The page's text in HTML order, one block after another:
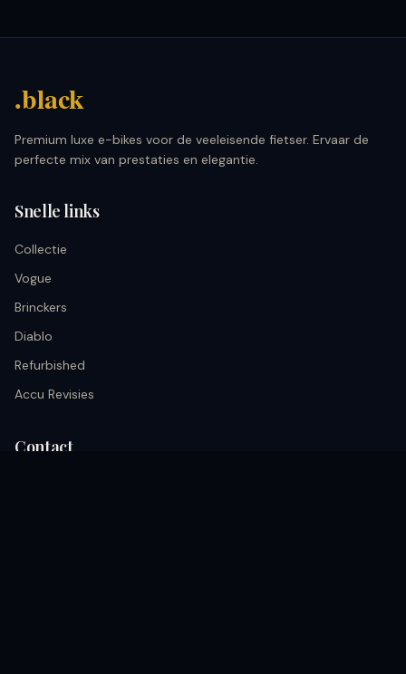
.black
Premium luxe e-bikes voor de veeleisende fietser. Ervaar de
perfecte mix van prestaties en elegantie.
Snelle links
Collectie
Vogue
Brinckers
Diablo
Refurbished
Accu Revisies
Contact